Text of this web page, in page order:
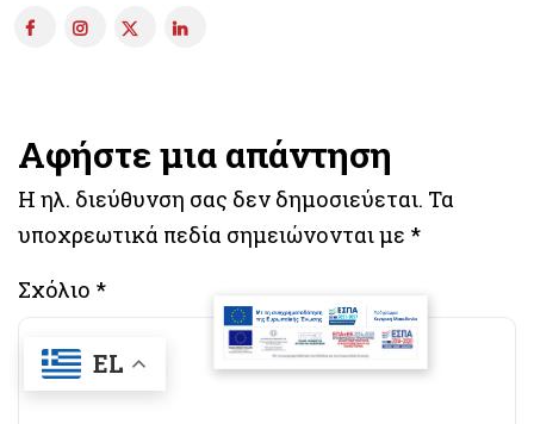
Αφήστε μια απάντηση
Η ηλ. διεύθυνση σας δεν δημοσιεύεται. Τα
υποχρεωτικά πεδία σημειώνονται με *
Σχόλιο *
EL